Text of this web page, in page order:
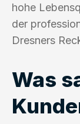
hohe
der
Dresners
Was